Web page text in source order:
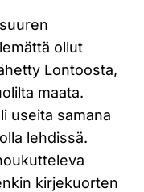
ollut
Lontoosta,
maata.
useita samana
lehdissä.
kirjekuorten